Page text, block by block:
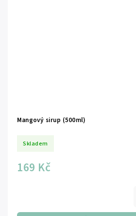
Mangový sirup (500ml)
Skladem
169 Kč